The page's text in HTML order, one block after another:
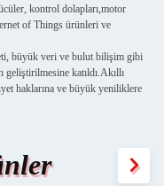
kontrol dolapları,motor
of Things ürünleri ve
büyük veri ve bulut bilişim gibi
katıldı.Akıllı
haklarına ve büyük yeniliklere